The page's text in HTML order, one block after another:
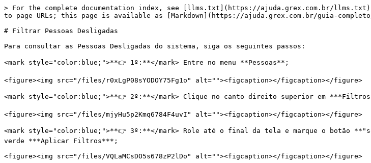
> For the complete documentation index, see [llms.txt](https://ajuda.grex.com.br/llms.txt).
to page URLs; this page is available as [Markdown](https://ajuda.grex.com.br/guia-
# Filtrar Pessoas Desligadas
Para consultar as Pessoas Desligadas do sistema, siga os seguintes passos:
<mark style="color:blue;">**👉 1º:**</mark> Entre no menu **Pessoas**;
<figure><img src="/files/r0xLgP08sYODOY75Fg1o" alt=""><figcaption></figcaption></figure>
<mark style="color:blue;">**👉 2º:**</mark> Clique no canto direito superior em
<figure><img src="/files/mjyHu5p2Kmq6784F4uvI" alt=""><figcaption></figcaption></figure>
<mark style="color:blue;">**👉 3º:**</mark> Role até o final da tela e marque o botão
verde ***Aplicar Filtros***;
<figure><img src="/files/VQLaMCsDO5s678zP2lDo" alt=""><figcaption></figcaption></figure>